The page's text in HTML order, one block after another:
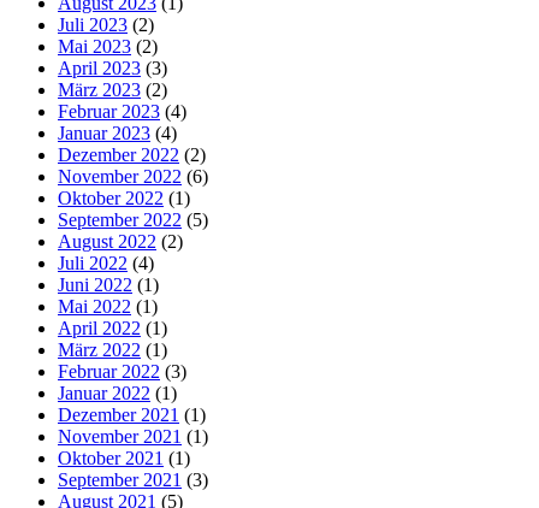
Juli 2023 (2)
Mai 2023 (2)
April 2023 (3)
März 2023 (2)
Februar 2023 (4)
Januar 2023 (4)
Dezember 2022 (2)
November 2022 (6)
Oktober 2022 (1)
September 2022 (5)
August 2022 (2)
Juli 2022 (4)
Juni 2022 (1)
Mai 2022 (1)
April 2022 (1)
März 2022 (1)
Februar 2022 (3)
Januar 2022 (1)
Dezember 2021 (1)
November 2021 (1)
Oktober 2021 (1)
September 2021 (3)
August 2021 (5)